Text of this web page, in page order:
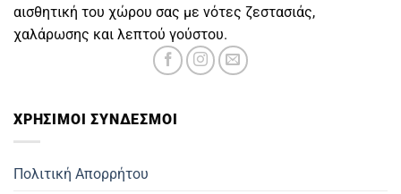
αισθητική του χώρου σας με νότες ζεστασιάς,
χαλάρωσης και λεπτού γούστου.
ΧΡΗΣΙΜOΙ ΣΥΝΔΕΣΜΟΙ
Πολιτική Απορρήτου